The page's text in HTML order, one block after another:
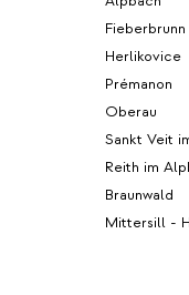
Fieberbrunn
Herlikovice
Prémanon
Oberau
Sankt Veit
Reith im
Braunwald
Mittersill -